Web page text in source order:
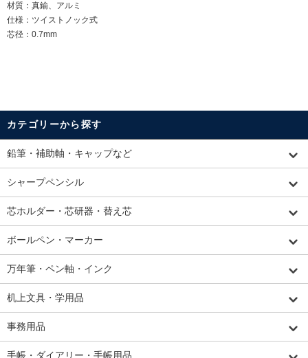
材質：真鍮、アルミ
仕様：ツイストノック式
芯径：0.7mm
カテゴリーから探す
鉛筆・補助軸・キャップなど
シャープペンシル
芯ホルダー・芯研器・替え芯
ボールペン・マーカー
万年筆・ペン軸・インク
机上文具・学用品
事務用品
手帳・ダイアリー・手帳用品